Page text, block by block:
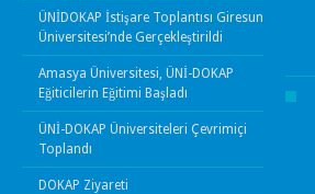
ÜNİDOKAP İstişare Toplantısı Giresun
Üniversitesi’nde Gerçekleştirildi
Amasya Üniversitesi, ÜNİ-DOKAP
Eğiticilerin Eğitimi Başladı
ÜNİ-DOKAP Üniversiteleri Çevrimiçi
Toplandı
DOKAP Ziyareti